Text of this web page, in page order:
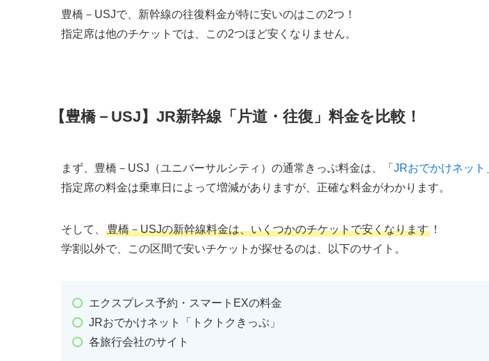
豊橋－USJで、新幹線の往復料金が特に安いのはこの2つ！
指定席は他のチケットでは、この2つほど安くなりません。
【豊橋－USJ】JR新幹線「片道・往復」料金を比較！
まず、豊橋－USJ（ユニバーサルシティ）の通常きっぷ料金は、「 JRおでかけネット
指定席の料金は乗車日によって増減がありますが、正確な料金がわかります。
そして、 豊橋－USJの新幹線料金は、いくつかのチケットで安くなります ！
学割以外で、この区間で安いチケットが探せるのは、以下のサイト。
エクスプレス予約・スマートEXの料金
JRおでかけネット「トクトクきっぷ」
各旅行会社のサイト